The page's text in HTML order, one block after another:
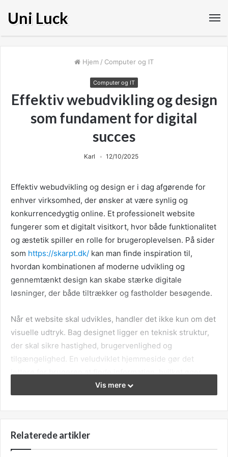
Uni Luck
Hjem / Computer og IT
Computer og IT
Effektiv webudvikling og design
som fundament for digital
succes
Karl 12/10/2025
Effektiv webudvikling og design er i dag afgørende for
enhver virksomhed, der ønsker at være synlig og
konkurrencedygtig online. Et professionelt website
fungerer som et digitalt visitkort, hvor både funktionalitet
og æstetik spiller en rolle for brugeroplevelsen. På sider
som https://skarpt.dk/ kan man finde inspiration til,
hvordan kombinationen af moderne udvikling og
gennemtænkt design kan skabe stærke digitale
løsninger, der både tiltrækker og fastholder besøgende.
Når et website skal udvikles, handler det ikke kun om det
visuelle udtryk. Bag designet ligger en teknisk struktur,
der skal sikre hastighed, brugervenlighed og
tilgængelighed. En veludviklet hjemmeside gør det
lettere for brugeren at finde information, hvilket øger
chancen for interaktion og konvertering. Samtidig
understøtter et gennemtænkt design brandets identitet,
så virksomhedens værdier og budskaber formidles klart
I takt med at brugernes forventninger stiger, bliver det
Vis mere
Relaterede artikler